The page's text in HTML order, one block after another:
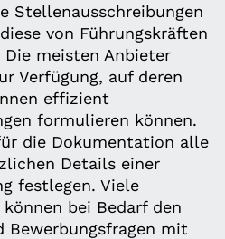
Stellenausschreibungen
von Führungskräften
meisten Anbieter
Verfügung, auf deren
effizient
formulieren können.
die Dokumentation alle
Details einer
festlegen. Viele
bei Bedarf den
Bewerbungsfragen mit